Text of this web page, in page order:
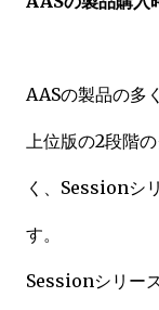
AASの製品の多
上位版の2段階
く、Sessionシ
す。
Sessionシリー